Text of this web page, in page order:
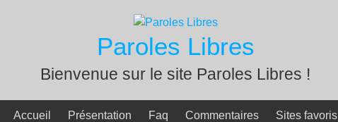
Paroles Libres
Bienvenue sur le site Paroles Libres !
Accueil Présentation Faq Commentaires Sites favoris